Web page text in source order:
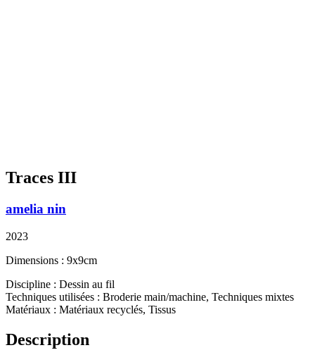
Traces III
amelia nin
2023
Dimensions : 9x9cm
Discipline : Dessin au fil
Techniques utilisées : Broderie main/machine, Techniques mixtes
Matériaux : Matériaux recyclés, Tissus
Description